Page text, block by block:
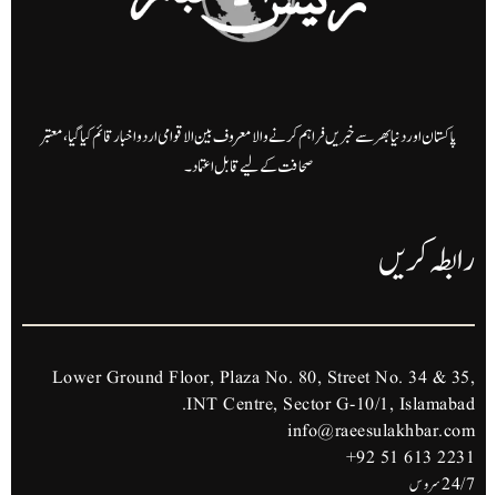
پاکستان اور دنیا بھر سے خبریں فراہم کرنے والا معروف بین الاقوامی اردو اخبار قائم کیا گیا، معتبر
صحافت کے لیے قابل اعتماد۔
رابطہ کریں
Lower Ground Floor, Plaza No. 80, Street No. 34 & 35,
INT Centre, Sector G-10/1, Islamabad.
info@raeesulakhbar.com
+92 51 613 2231
24/7 سروس